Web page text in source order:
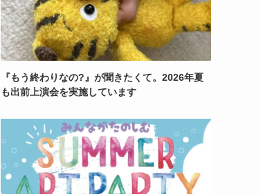
『もう終わりなの?』が聞きたくて。2026年夏
も出前上演会を実施しています